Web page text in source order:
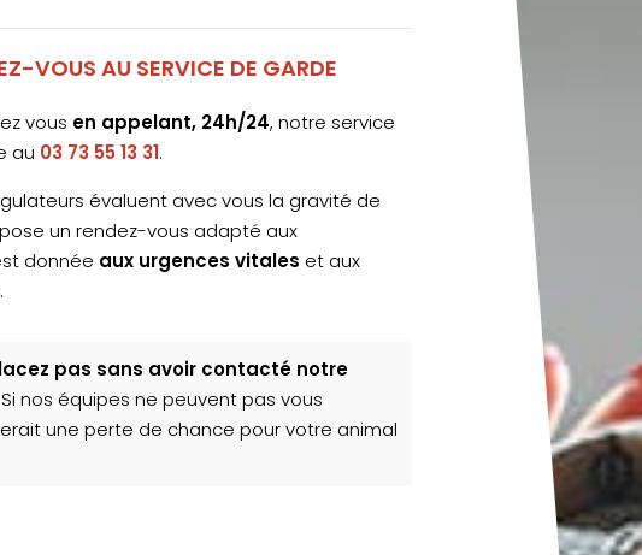
VOUS AU SERVICE DE GARDE
vous en appelant, 24h/24, notre service
au 03 73 55 13 31.
évaluent avec vous la gravité de
un rendez-vous adapté aux
donnée aux urgences vitales et aux
pas sans avoir contacté notre
Si nos équipes ne peuvent pas vous
une perte de chance pour votre animal